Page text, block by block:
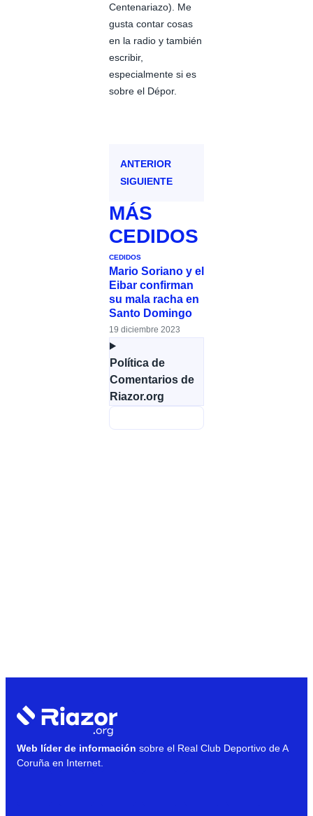
Centenariazo). Me
gusta contar cosas
en la radio y también
escribir,
especialmente si es
sobre el Dépor.
ANTERIOR
SIGUIENTE
MÁS
CEDIDOS
CEDIDOS
Mario Soriano y el
Eibar confirman
su mala racha en
Santo Domingo
19 diciembre 2023
Política de
Comentarios de
Riazor.org
Web líder de información sobre el Real Club Deportivo de A
Coruña en Internet.